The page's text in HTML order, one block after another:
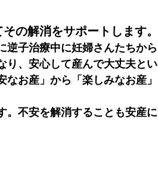
の解消をサポートします。
逆子治療中に妊婦さんたちから
り、安心して産んで大丈夫とい
お産」から「楽しみなお産」
。不安を解消することも安産に